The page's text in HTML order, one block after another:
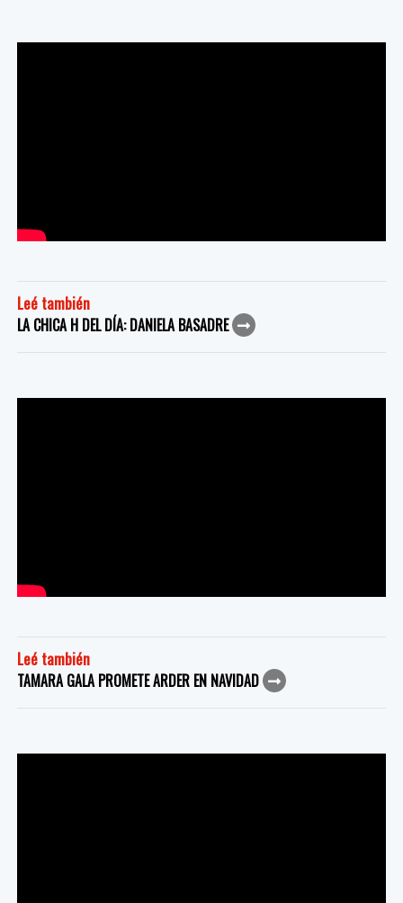
Leé también
LA CHICA H DEL DÍA: DANIELA BASADRE
Leé también
TAMARA GALA PROMETE ARDER EN NAVIDAD